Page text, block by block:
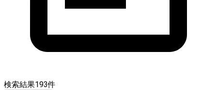
検索結果193件